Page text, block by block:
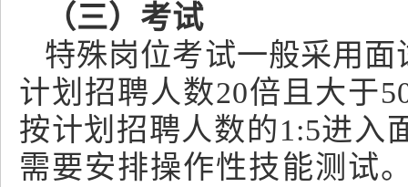
（三）考试
特殊岗位考试一般采用
计划招聘人数20倍且大于
按计划招聘人数的1:5进入
需要安排操作性技能测试